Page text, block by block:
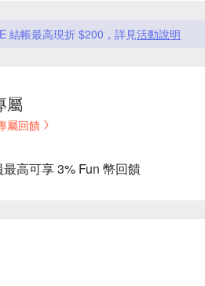
結帳最高現折 $200，詳見活動說明
屬
屬回饋
最高可享 3% Fun 幣回饋